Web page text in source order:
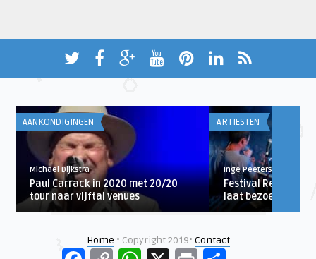
AANKONDIGINGEN
Michael Dijkstra
Paul Carrack in 2020 met 20/20
tour naar vijftal venues
ARTIESTEN
Inge Peeters
Festival Report:
laat bezoekers
Home • Copyright 2019• Contact
FacebookCopy WhatsApp Print